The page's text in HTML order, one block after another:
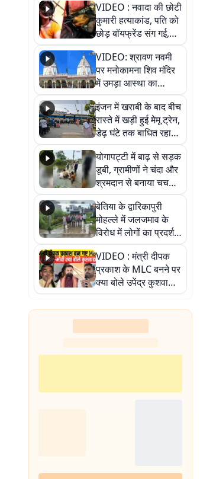
VIDEO : नवादा की छोटी
कुमारी हत्याकांड, पति को
छोड़ बॉयफ्रेंड संग गई,
दमन में ट्रॉली बैग से मिला
सड़ा-गला शव
VIDEO: श्रावण नवमी
पर मनोकामना शिव मंदिर
में उमड़ा आस्था का
सैलाब, हर-हर महादेव के
जयघोष से गूंजा परिसर
इंजन में खराबी के बाद बीच
रास्ते में खड़ी हुई मेमू ट्रेन,
डेढ़ घंटे तक बाधित रहा
आवागमन
योगापट्टी में बाढ़ से सड़क
डूबी, ग्रामीणों ने चंदा और
श्रमदान से बनाया चचरी
पुल
बेतिया के द्वारिकापुरी
मोहल्ले में जलजमाव के
विरोध में लोगों का प्रदर्शन,
स्थायी समाधान की मांग
VIDEO : मंत्री दीपक
प्रकाश के MLC बनने पर
क्या बोले उपेंद्र कुशवाहा,
सुनिए